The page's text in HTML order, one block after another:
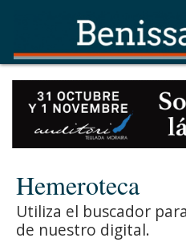
Hemeroteca
Utiliza el buscador
de nuestro digital.